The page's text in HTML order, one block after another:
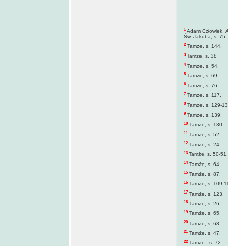
1Adam Człowiek,
Św. Jakuba, s. 75.
2Tamże, s. 144.
3 Tamże, s. 38
4Tamże, s. 54.
5Tamże, s. 69.
6 Tamże, s. 76.
7 Tamże, s. 117.
8Tamże, s. 129-
9 Tamże, s. 139.
10 Tamże, s. 130.
11Tamże, s. 52.
12Tamże, s. 24.
13 Tamże, s. 50-51.
14Tamże, s. 64.
15Tamże, s. 87.
16 Tamże, s. 109-
17 Tamże, s. 123.
18Tamże, s. 26.
19Tamże, s. 65.
20 Tamże, s. 68.
21Tamże, s. 47.
22Tamże., s. 72.